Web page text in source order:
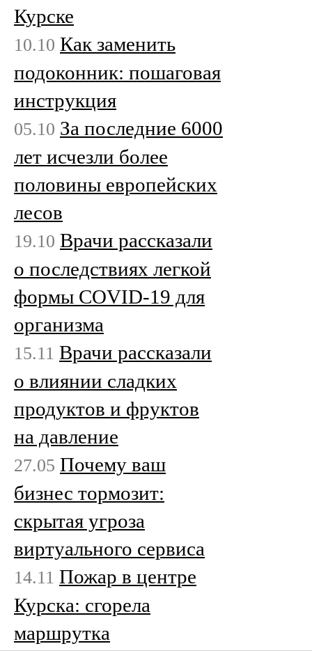
Курске
10.10 Как заменить
подоконник: пошаговая
инструкция
05.10 За последние 6000
лет исчезли более
половины европейских
лесов
19.10 Врачи рассказали
о последствиях легкой
формы COVID-19 для
организма
15.11 Врачи рассказали
о влиянии сладких
продуктов и фруктов
на давление
27.05 Почему ваш
бизнес тормозит:
скрытая угроза
виртуального сервиса
14.11 Пожар в центре
Курска: сгорела
маршрутка